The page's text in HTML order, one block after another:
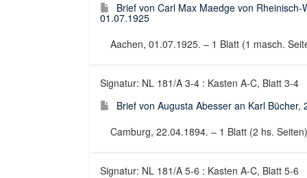
Brief von Carl Max Maedge von
01.07.1925
Aachen, 01.07.1925. – 1 Blatt (1 masch.
Signatur: NL 181/A 3-4 : Kasten A-C, Blatt 3-4
Brief von Augusta Abesser an Karl Bücher,
Camburg, 22.04.1894. – 1 Blatt (2 hs.
Signatur: NL 181/A 5-6 : Kasten A-C, Blatt 5-6